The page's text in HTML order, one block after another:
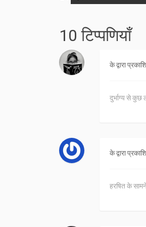
10 टिप्पणियाँ
के द्वारा
दुर्भाग्य से कुछ
के द्वारा
हरषित के